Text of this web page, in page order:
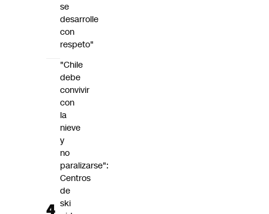
se
desarrolle
con
respeto"
"Chile
debe
convivir
con
la
nieve
y
no
paralizarse":
Centros
de
ski